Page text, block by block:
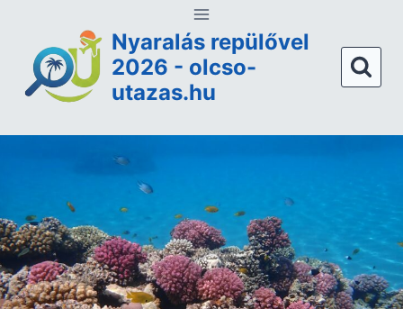
Nyaralás repülővel
2026 - olcso-
utazas.hu